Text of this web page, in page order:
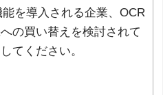
を導入される企業、OCR
の買い替えを検討されて
てください。